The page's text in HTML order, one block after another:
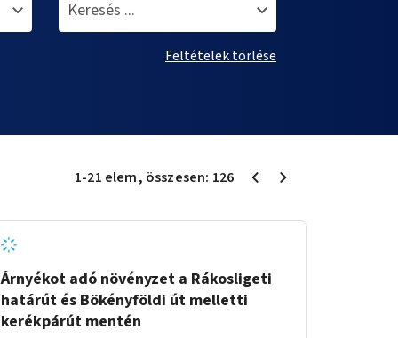
Feltételek törlése
1-21 elem, összesen: 126
Árnyékot adó növényzet a Rákosligeti
határút és Bökényföldi út melletti
kerékpárút mentén